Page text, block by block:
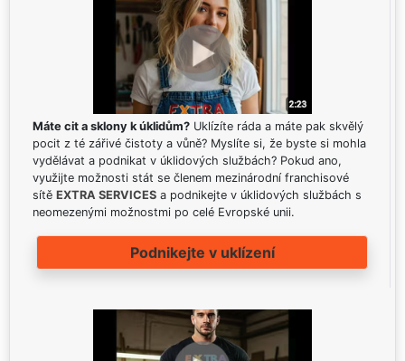
Máte cit a sklony k úklidům? Uklízíte ráda a máte pak skvělý
pocit z té zářivé čistoty a vůně? Myslíte si, že byste si mohla
vydělávat a podnikat v úklidových službách? Pokud ano,
využijte možnosti stát se členem mezinárodní franchisové
sítě EXTRA SERVICES a podnikejte v úklidových službách s
neomezenými možnostmi po celé Evropské unii.
Podnikejte v uklízení